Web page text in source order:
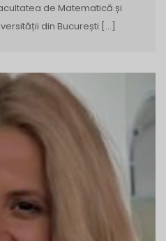
de Matematică și
din București […]